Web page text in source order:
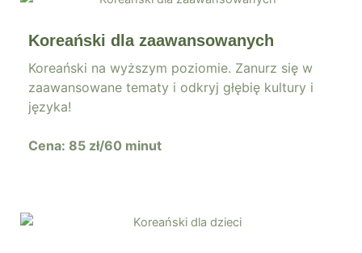
Koreański dla zaawansowanych
Koreański na wyższym poziomie. Zanurz się w
zaawansowane tematy i odkryj głębię kultury i
języka!
Cena: 85 zł/60 minut